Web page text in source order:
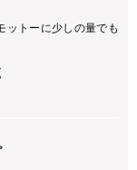
ットーに少しの量でも